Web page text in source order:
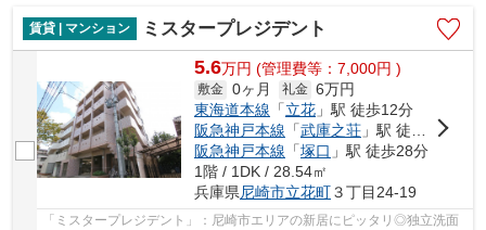
賃貸 | マンション
ミスタープレジデント
5.6万円 (管理費等：7,000円 )
敷金 0ヶ月 礼金 6万円
東海道本線 「立花」駅 徒歩12分
阪急神戸本線 「武庫之荘」駅 徒歩22分
阪急神戸本線 「塚口 」駅 徒歩28分
1階 / 1DK / 28.54㎡
兵庫県尼崎市立花町３丁目24-19
「ミスタープレジデント」：尼崎市エリアの新居にピッタリ◎独立洗面